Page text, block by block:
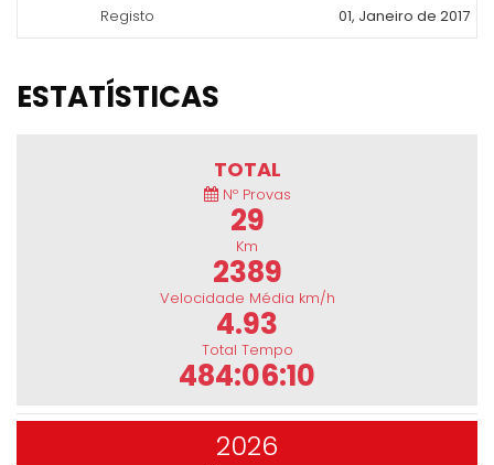
Registo
01, Janeiro de 2017
ESTATÍSTICAS
TOTAL
Nº Provas
29
Km
2389
Velocidade Média km/h
4.93
Total Tempo
484:06:10
2026